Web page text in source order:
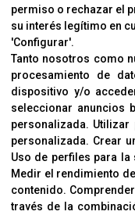
CORVER
Aviso Legal
Sobre Nosotros
Cookies
Política De
OFICINAS
C/ Coneixement 5,
permiso o rechazar el
su interés legítimo en
'Configurar'.
Tanto nosotros como
procesamiento de
dispositivo y/o
seleccionar anuncios
personalizada. Utilizar
personalizada. Crear
Uso de perfiles para
Medir el rendimiento
contenido.
través de la